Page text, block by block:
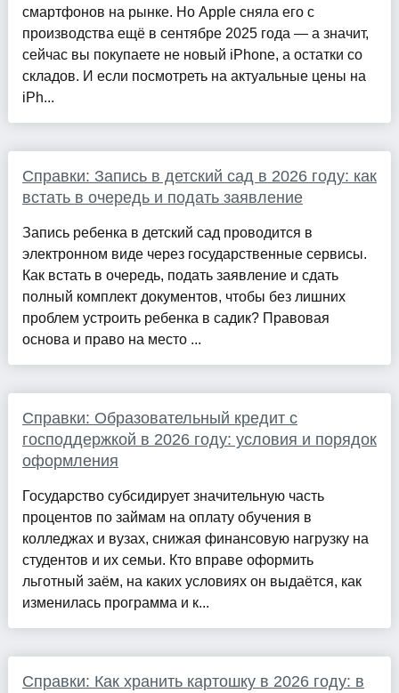
смартфонов на рынке. Но Apple сняла его с
производства ещё в сентябре 2025 года — а значит,
сейчас вы покупаете не новый iPhone, а остатки со
складов. И если посмотреть на актуальные цены на
iPh...
Справки: Запись в детский сад в 2026 году: как
встать в очередь и подать заявление
Запись ребенка в детский сад проводится в
электронном виде через государственные сервисы.
Как встать в очередь, подать заявление и сдать
полный комплект документов, чтобы без лишних
проблем устроить ребенка в садик? Правовая
основа и право на место ...
Справки: Образовательный кредит с
господдержкой в 2026 году: условия и порядок
оформления
Государство субсидирует значительную часть
процентов по займам на оплату обучения в
колледжах и вузах, снижая финансовую нагрузку на
студентов и их семьи. Кто вправе оформить
льготный заём, на каких условиях он выдаётся, как
изменилась программа и к...
Справки: Как хранить картошку в 2026 году: в